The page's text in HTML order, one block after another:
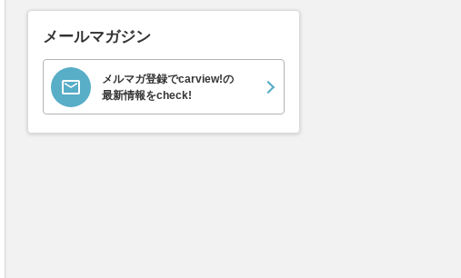
メールマガジン
メルマガ登録でcarview!の
最新情報をcheck!